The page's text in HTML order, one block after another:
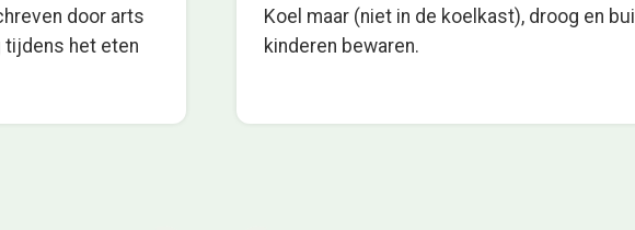
door arts
tijdens het eten
Koel maar (niet in de koelkast), droog en
kinderen bewaren.